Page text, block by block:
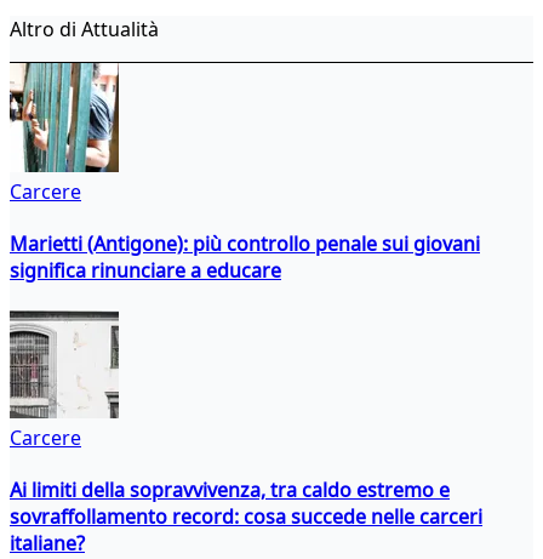
Altro di Attualità
Carcere
Marietti (Antigone): più controllo penale sui giovani
significa rinunciare a educare
Carcere
Ai limiti della sopravvivenza, tra caldo estremo e
sovraffollamento record: cosa succede nelle carceri
italiane?